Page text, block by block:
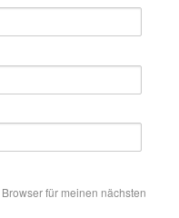
für meinen nächsten